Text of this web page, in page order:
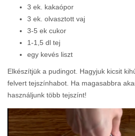
3 ek. kakaópor
3 ek. olvasztott vaj
3-5 ek cukor
1-1,5 dl tej
egy kevés liszt
Elkészítjük a pudingot. Hagyjuk kicsit
felvert tejszínhabot. Ha magasabbra
használjunk több tejszínt!